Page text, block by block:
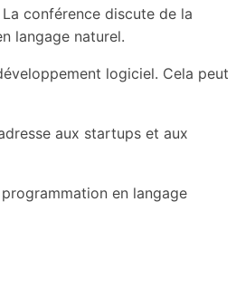
conférence discute de la
langage naturel.
logiciel. Cela peut
aux startups et aux
en langage